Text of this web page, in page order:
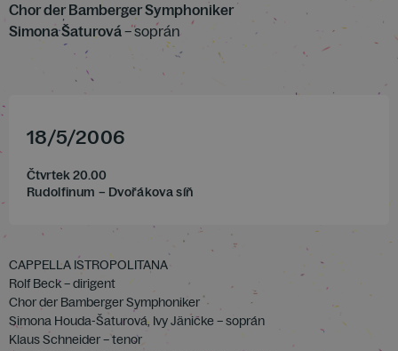
Chor der Bamberger Symphoniker
Simona Šaturová– soprán
18/5/2006
Čtvrtek 20.00
Rudolfinum – Dvořákova síň
CAPPELLA ISTROPOLITANA
Rolf Beck – dirigent
Chor der Bamberger Symphoniker
Simona Houda-Šaturová, Ivy Jänicke – soprán
Klaus Schneider – tenor